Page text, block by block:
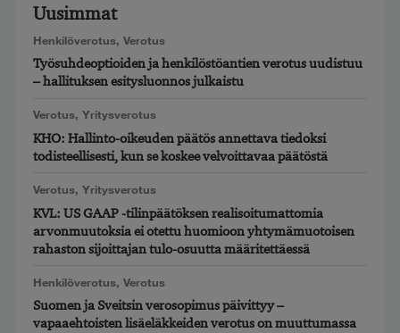
Uusimmat
Henkilöverotus, Verotus
Työsuhdeoptioiden ja henkilöstöantien verotus uudistuu
– hallituksen esitysluonnos julkaistu
Verotus, Yritysverotus
KHO: Hallinto-oikeuden päätös annettava tiedoksi
todisteellisesti, kun se koskee velvoittavaa päätöstä
Verotus, Yritysverotus
KVL: US GAAP -tilinpäätöksen realisoitumattomia
arvonmuutoksia ei otettu huomioon yhtymämuotoisen
rahaston sijoittajan tulo-osuutta määritettäessä
Henkilöverotus, Verotus
Suomen ja Sveitsin verosopimus päivittyy –
vapaaehtoisten lisäeläkkeiden verotus on muuttumassa